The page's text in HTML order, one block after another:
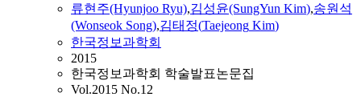
류현주(Hyunjoo Ryu),김성윤(SungYun Kim),송원석
(Wonseok Song),김태정(Taejeong Kim)
한국정보과학회
2015
한국정보과학회 학술발표논문집
Vol.2015 No.12